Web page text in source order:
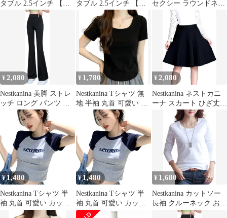
タブル 2.5インチ 【デ
ータ復旧 3年付】4TB
外付 ハードディスク
HDD 3年保証 静音 PC
Win Mac PS4 PS5 4K 対
応 STKM4000400 [4TB]
[スタンダード向け]
タブル 2.5インチ 【デ
ータ復旧 3年付】4TB
外付 ハードディスク
HDD 3年保証 静音 PC
Win Mac PS4 PS5 4K 対
応 STKM4000400 [4TB]
[スタンダード向け]
セクシー ラウンドネッ
ク 長袖 Uネック ロンT
ストレッチ 無地 丸首
レディース インナー(
¥ 2,080
Nestkanina 美脚 ストレ
ッチ ロング パンツ レ
ディース フレア 脚長
美尻 細見え シルエット
PNT030(ブラック, L)
¥ 1,780
Nestkanina Tシャツ 無
地 半袖 丸首 可愛い カ
ットソー シンプル おし
ゃれ レディース ストレ
ッチ 夏 スリム トップ
ス 白 黒 薄手 涼感 柔ら
かい 肌触り TSHT064(
ブラック, M)
¥ 2,080
Nestkanina ネストカニ
ーナ スカート ひざ丈
膝丈 オフィス 通勤 仕
事 OL レディース( ブラ
ック, XL)
¥1,480
Nestkanina Tシャツ 半
袖 丸首 可愛い カット
ソー シンプル おしゃれ
¥1,480
Nestkanina Tシャツ 半
袖 丸首 可愛い カット
ソー シンプル おしゃれ
¥ 1,680
Nestkanina カットソー
長袖 クルーネック おし
ゃれ ニット きれいめ